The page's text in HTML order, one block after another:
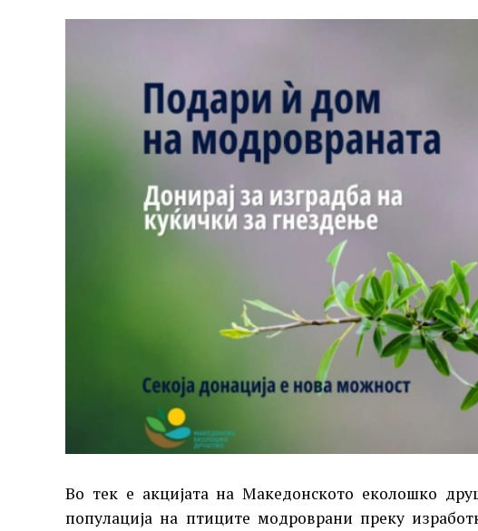
Во тек е акцијата на Македонското еколошко
популација на птиците модроврани преку